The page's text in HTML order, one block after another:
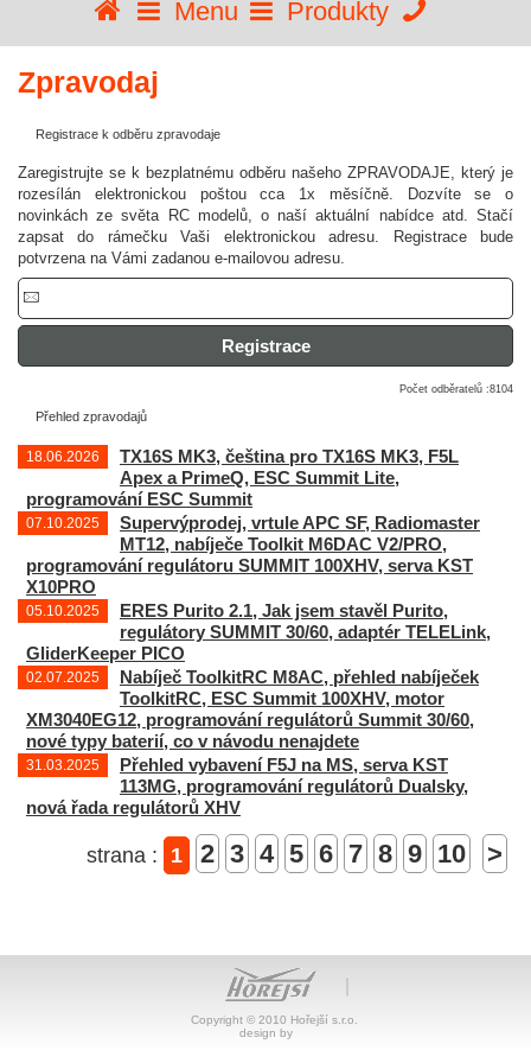
Menu Produkty
Zpravodaj
Registrace k odběru zpravodaje
Zaregistrujte se k bezplatnému odběru našeho ZPRAVODAJE, který je
rozesílán elektronickou poštou cca 1x měsíčně. Dozvíte se o
novinkách ze světa RC modelů, o naší aktuální nabídce atd. Stačí
zapsat do rámečku Vaši elektronickou adresu. Registrace bude
potvrzena na Vámi zadanou e-mailovou adresu.
Počet odběratelů :8104
Přehled zpravodajů
18.06.2026
TX16S MK3, čeština pro TX16S MK3, F5L
Apex a PrimeQ, ESC Summit Lite,
programování ESC Summit
07.10.2025
Supervýprodej, vrtule APC SF, Radiomaster
MT12, nabíječe Toolkit M6DAC V2/PRO,
programování regulátoru SUMMIT 100XHV, serva KST
X10PRO
05.10.2025
ERES Purito 2.1, Jak jsem stavěl Purito,
regulátory SUMMIT 30/60, adaptér TELELink,
GliderKeeper PICO
02.07.2025
Nabíječ ToolkitRC M8AC, přehled nabíječek
ToolkitRC, ESC Summit 100XHV, motor
XM3040EG12, programování regulátorů Summit 30/60,
nové typy baterií, co v návodu nenajdete
31.03.2025
Přehled vybavení F5J na MS, serva KST
113MG, programování regulátorů Dualsky,
nová řada regulátorů XHV
strana : 1 2 3 4 5 6 7 8 9 10 >
Copyright © 2010 Hořejší s.r.o.
design by